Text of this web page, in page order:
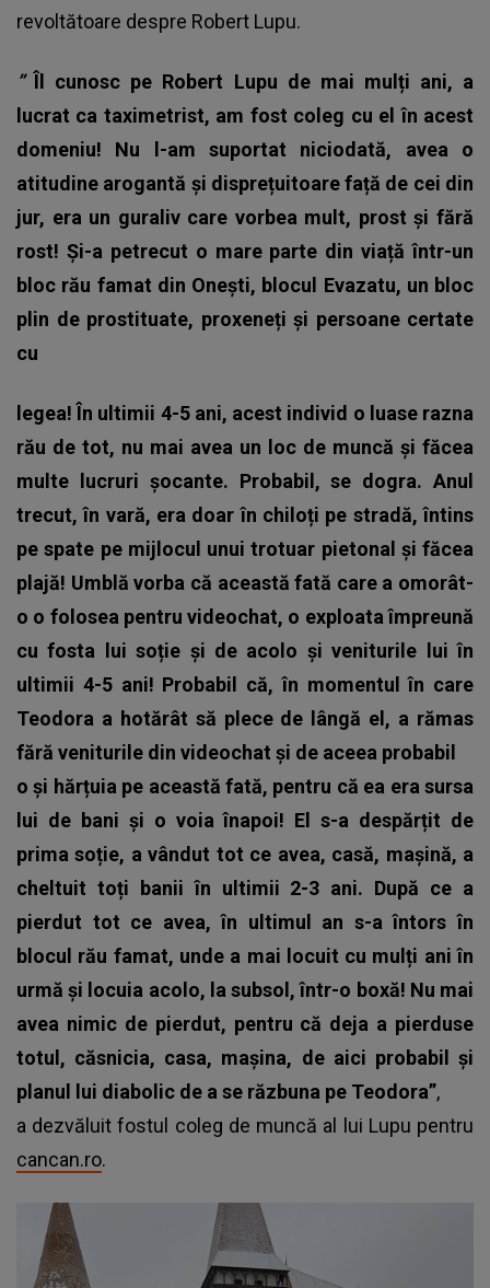
revoltătoare despre Robert Lupu.
”Îl cunosc pe Robert Lupu de mai mulți ani, a
lucrat ca taximetrist, am fost coleg cu el în acest
domeniu! Nu l-am suportat niciodată, avea o
atitudine arogantă și disprețuitoare față de cei din
jur, era un guraliv care vorbea mult, prost și fără
rost! Și-a petrecut o mare parte din viață într-un
bloc rău famat din Onești, blocul Evazatu, un bloc
plin de prostituate, proxeneți și persoane certate
cu
legea!În ultimii 4-5 ani, acest individ o luase razna
rău de tot, nu mai avea un loc de muncă și făcea
multe lucruri șocante. Probabil, se dogra. Anul
trecut, în vară, era doar în chiloți pe stradă, întins
pe spate pe mijlocul unui trotuar pietonal și făcea
plajă! Umblă vorba că această fată care a omorât-
o o folosea pentru videochat, o exploata împreună
cu fosta lui soție și de acolo și veniturile lui în
ultimii 4-5 ani! Probabil că, în momentul în care
Teodora a hotărât să plece de lângă el, a rămas
fără veniturile din videochat și de aceea probabil
o și hărțuia pe această fată, pentru că ea era sursa
lui de bani și o voia înapoi! El s-a despărțit de
prima soție, a vândut tot ce avea, casă, mașină, a
cheltuit toți banii în ultimii 2-3 ani. După ce a
pierdut tot ce avea, în ultimul an s-a întors în
blocul rău famat, unde a mai locuit cu mulți ani în
urmă și locuia acolo, la subsol, într-o boxă! Nu mai
avea nimic de pierdut, pentru că deja a pierduse
totul, căsnicia, casa, mașina, de aici probabil și
planul lui diabolic de a se răzbuna pe Teodora”,
a dezvăluit fostul coleg de muncă al lui Lupu pentru
cancan.ro.